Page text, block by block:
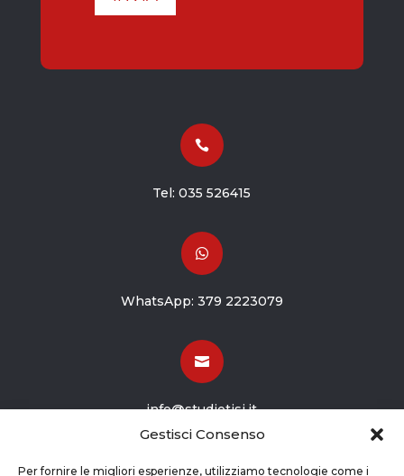
Gestisci Consenso
Per fornire le migliori esperienze, utilizziamo tecnologie come i

Tel:035 526415

WhatsApp: 379 2223079

info@studiotisi.it
